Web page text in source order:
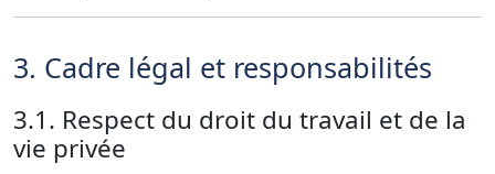
3. Cadre légal et responsabilités
3.1. Respect du droit du travail et de la
vie privée